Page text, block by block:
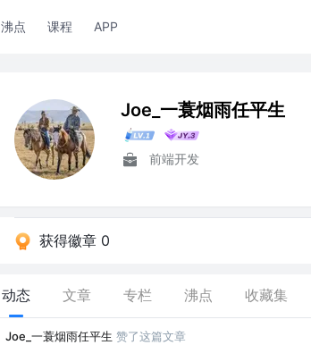
沸点 课程 APP
Joe_一蓑烟雨任平生
前端开发
获得徽章 0
动态 文章 专栏 沸点 收藏集
Joe_一蓑烟雨任平生 赞了这篇文章